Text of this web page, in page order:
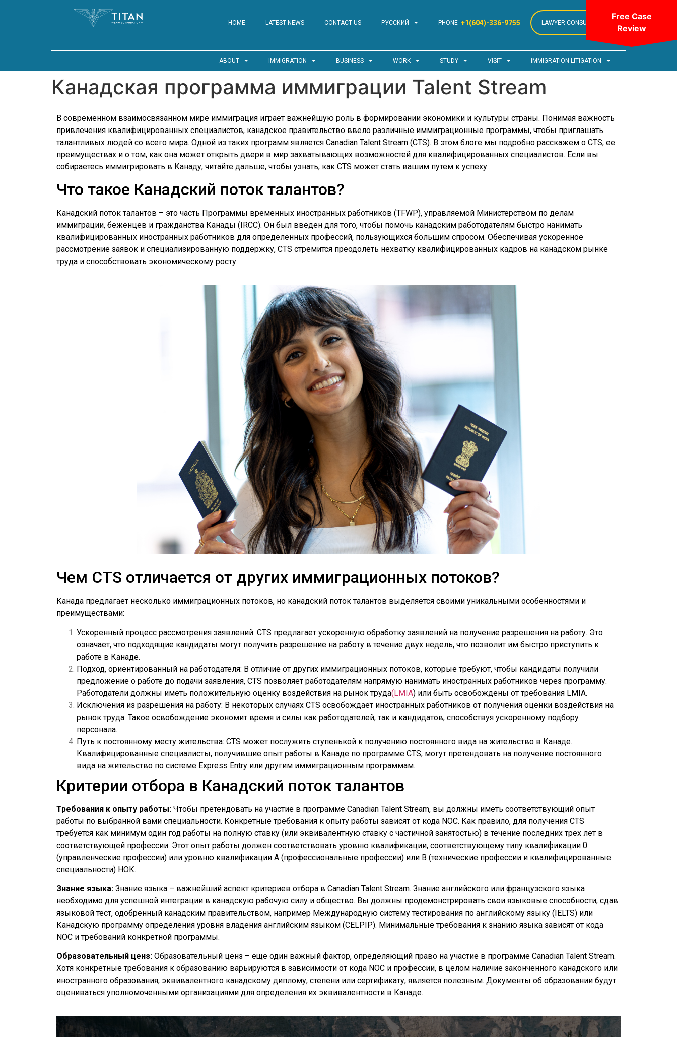
HOME LATEST NEWS CONTACT US РУССКИЙ PHONE +1(604)-336-9755 LAWYER CONSULTATION
ABOUT IMMIGRATION BUSINESS WORK STUDY VISIT IMMIGRATION LITIGATION
Канадская программа иммиграции Talent Stream
В современном взаимосвязанном мире иммиграция играет важнейшую роль в формировании экономики и культуры страны. Понимая важность
привлечения квалифицированных специалистов, канадское правительство ввело различные иммиграционные программы, чтобы приглашать
талантливых людей со всего мира. Одной из таких программ является Canadian Talent Stream (CTS). В этом блоге мы подробно расскажем о CTS, ее
преимуществах и о том, как она может открыть двери в мир захватывающих возможностей для квалифицированных специалистов. Если вы
собираетесь иммигрировать в Канаду, читайте дальше, чтобы узнать, как CTS может стать вашим путем к успеху.
Что такое Канадский поток талантов?
Канадский поток талантов – это часть Программы временных иностранных работников (TFWP), управляемой Министерством по делам
иммиграции, беженцев и гражданства Канады (IRCC). Он был введен для того, чтобы помочь канадским работодателям быстро нанимать
квалифицированных иностранных работников для определенных профессий, пользующихся большим спросом. Обеспечивая ускоренное
рассмотрение заявок и специализированную поддержку, CTS стремится преодолеть нехватку квалифицированных кадров на канадском рынке
труда и способствовать экономическому росту.
Чем CTS отличается от других иммиграционных потоков?
Канада предлагает несколько иммиграционных потоков, но канадский поток талантов выделяется своими уникальными особенностями и
преимуществами:
Ускоренный процесс рассмотрения заявлений: CTS предлагает ускоренную обработку заявлений на получение разрешения на работу. Это
означает, что подходящие кандидаты могут получить разрешение на работу в течение двух недель, что позволит им быстро приступить к
работе в Канаде.
Подход, ориентированный на работодателя: В отличие от других иммиграционных потоков, которые требуют, чтобы кандидаты получили
предложение о работе до подачи заявления, CTS позволяет работодателям напрямую нанимать иностранных работников через программу.
Работодатели должны иметь положительную оценку воздействия на рынок труда(LMIA) или быть освобождены от требования LMIA.
Исключения из разрешения на работу: В некоторых случаях CTS освобождает иностранных работников от получения оценки воздействия на
рынок труда. Такое освобождение экономит время и силы как работодателей, так и кандидатов, способствуя ускоренному подбору
персонала.
Путь к постоянному месту жительства: CTS может послужить ступенькой к получению постоянного вида на жительство в Канаде.
Квалифицированные специалисты, получившие опыт работы в Канаде по программе CTS, могут претендовать на получение постоянного
вида на жительство по системе Express Entry или другим иммиграционным программам.
Критерии отбора в Канадский поток талантов
Требования к опыту работы: Чтобы претендовать на участие в программе Canadian Talent Stream, вы должны иметь соответствующий опыт
работы по выбранной вами специальности. Конкретные требования к опыту работы зависят от кода NOC. Как правило, для получения CTS
требуется как минимум один год работы на полную ставку (или эквивалентную ставку с частичной занятостью) в течение последних трех лет в
соответствующей профессии. Этот опыт работы должен соответствовать уровню квалификации, соответствующему типу квалификации 0
(управленческие профессии) или уровню квалификации A (профессиональные профессии) или B (технические профессии и квалифицированные
специальности) НОК.
Знание языка: Знание языка – важнейший аспект критериев отбора в Canadian Talent Stream. Знание английского или французского языка
необходимо для успешной интеграции в канадскую рабочую силу и общество. Вы должны продемонстрировать свои языковые способности, сдав
языковой тест, одобренный канадским правительством, например Международную систему тестирования по английскому языку (IELTS) или
Канадскую программу определения уровня владения английским языком (CELPIP). Минимальные требования к знанию языка зависят от кода
NOC и требований конкретной программы.
Образовательный ценз: Образовательный ценз – еще один важный фактор, определяющий право на участие в программе Canadian Talent Stream.
Хотя конкретные требования к образованию варьируются в зависимости от кода NOC и профессии, в целом наличие законченного канадского или
иностранного образования, эквивалентного канадскому диплому, степени или сертификату, является полезным. Документы об образовании будут
оцениваться уполномоченными организациями для определения их эквивалентности в Канаде.
Free Case
Review